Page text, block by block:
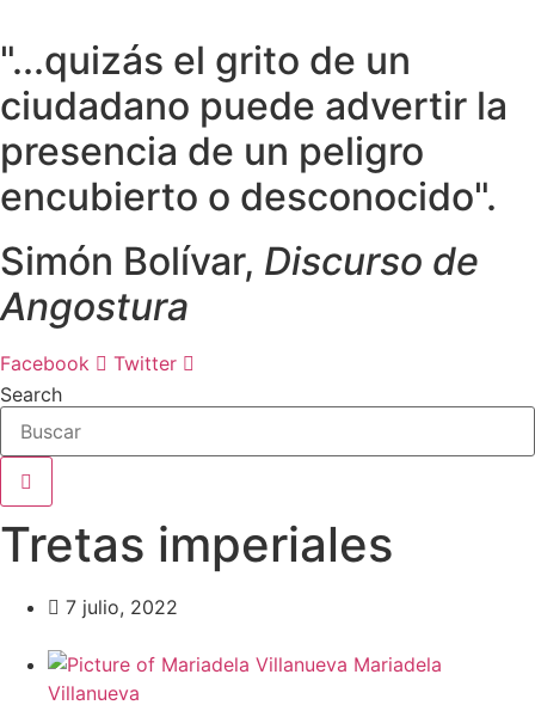
al
contenido
"...quizás el grito de un
ciudadano puede advertir la
presencia de un peligro
encubierto o desconocido".
Simón Bolívar, Discurso de
Angostura
Facebook
Twitter
Search
Tretas imperiales
7 julio, 2022
Mariadela
Villanueva